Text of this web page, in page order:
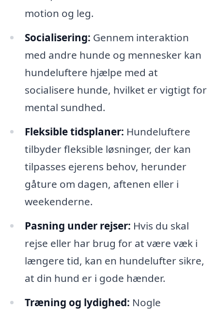
motion og leg.
Socialisering: Gennem interaktion
med andre hunde og mennesker kan
hundeluftere hjælpe med at
socialisere hunde, hvilket er vigtigt for
mental sundhed.
Fleksible tidsplaner: Hundeluftere
tilbyder fleksible løsninger, der kan
tilpasses ejerens behov, herunder
gåture om dagen, aftenen eller i
weekenderne.
Pasning under rejser: Hvis du skal
rejse eller har brug for at være væk i
længere tid, kan en hundelufter sikre,
at din hund er i gode hænder.
Træning og lydighed: Nogle